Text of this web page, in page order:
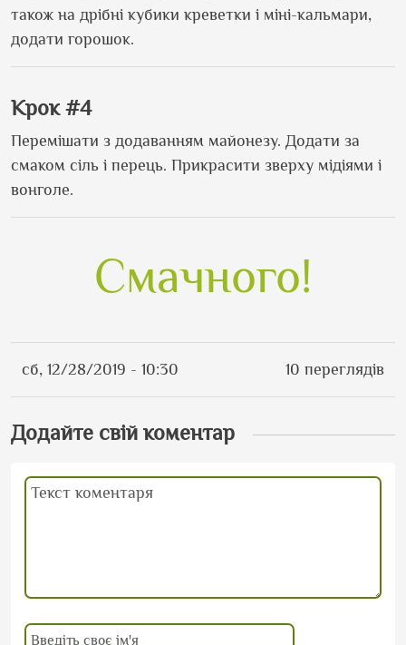
також на дрібні кубики креветки і міні-кальмари,
додати горошок.
Крок #4
Перемішати з додаванням майонезу. Додати за
смаком сіль і перець. Прикрасити зверху мідіями і
вонголе.
Смачного!
сб, 12/28/2019 - 10:30 10 переглядів
Додайте свій коментар